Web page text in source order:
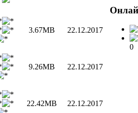
3.67MB 22.12.2017
9.26MB 22.12.2017
22.42MB 22.12.2017
0